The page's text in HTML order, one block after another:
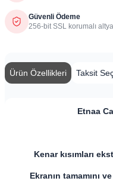
Güvenli Ödeme
256-bit SSL korumalı
Ürün Özellikleri Taksit
Etnaa
Kenar kısımları
Ekranın tamamını